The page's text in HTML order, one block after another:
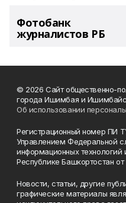
Фотобанк
журналистов РБ
© 2026 Сайт общественно-
города Ишимбая и
Об использовании
Регистрационный номер ПИ
Управлением Федеральной
информационных
Республике Башкортостан от
Новости, статьи, другие
графические материалы